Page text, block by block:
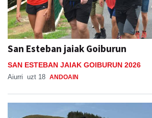
San Esteban jaiak Goiburun
SAN ESTEBAN JAIAK GOIBURUN 2026
Aiurri uzt 18 ANDOAIN